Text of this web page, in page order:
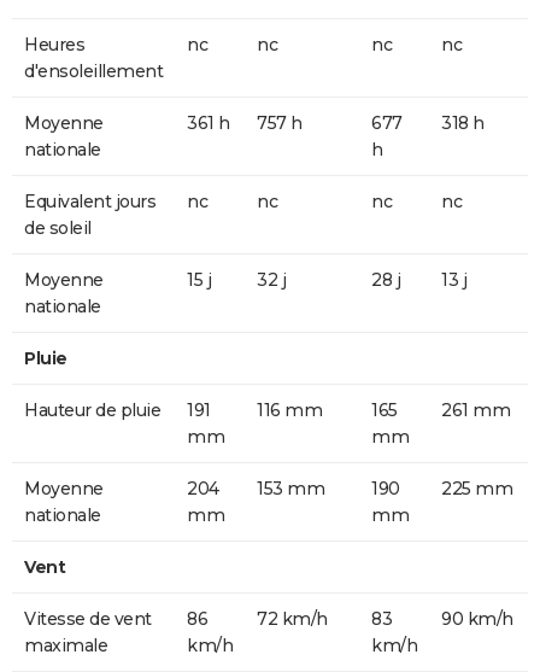
Heures
d'ensoleillement
nc nc nc nc
Moyenne
nationale
361 h 757 h
677
h
318 h
Equivalent jours
de soleil
nc nc nc nc
Moyenne
nationale
15 j 32 j 28 j 13 j
Pluie
Hauteur de pluie
191
mm
116 mm
165
mm
261 mm
Moyenne
nationale
204
mm
153 mm
190
mm
225 mm
Vent
Vitesse de vent
maximale
86
km/h
72 km/h
83
km/h
90 km/h